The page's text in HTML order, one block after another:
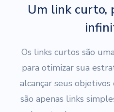
Um link curto,
Os links curtos são
para otimizar sua
alcançar seus objetivos
são apenas links